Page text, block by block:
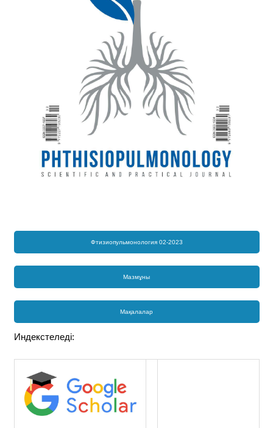
Фтизиопульмонология 02-2023
Мазмұны
Мақалалар
Индекстеледі: